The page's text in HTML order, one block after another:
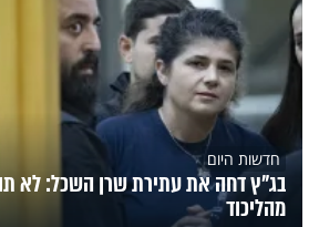
חדשות היום
בג"ץ דחה את עתירת שרן השכל: לא
מהליכוד